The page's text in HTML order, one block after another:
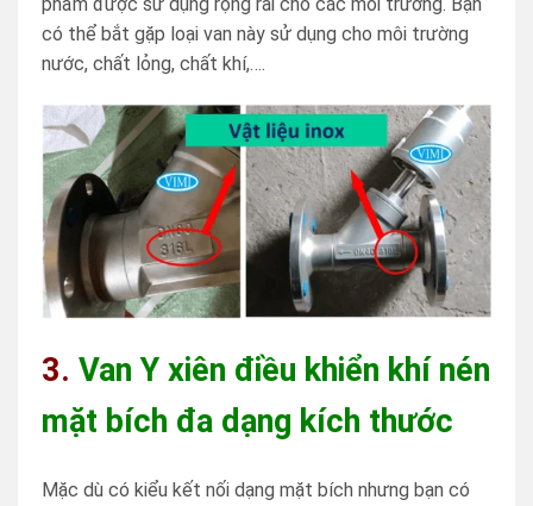
có thể bắt gặp loại van này sử dụng cho môi trường
nước, chất lỏng, chất khí,….
3. Van Y xiên điều khiển khí nén
mặt bích đa dạng kích thước
Mặc dù có kiểu kết nối dạng mặt bích nhưng bạn có